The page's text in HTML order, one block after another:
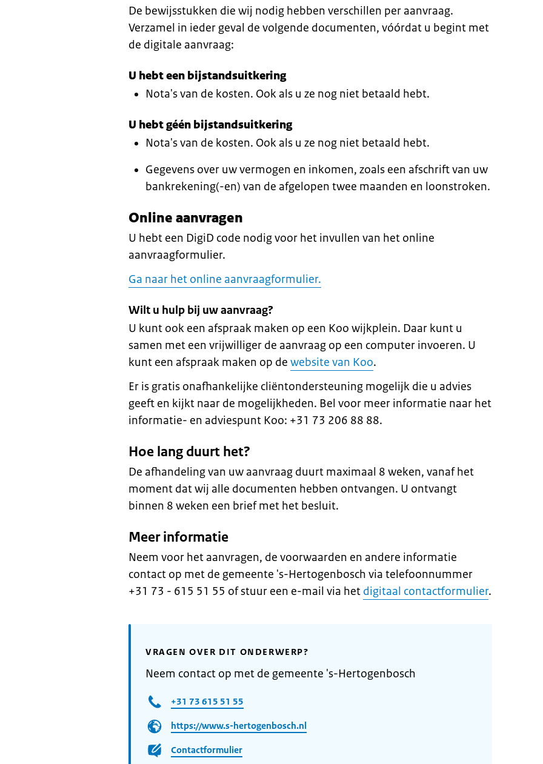
De bewijsstukken die wij nodig hebben verschillen per aanvraag.
Verzamel in ieder geval de volgende documenten, vóórdat u begint met
de digitale aanvraag:
U hebt een bijstandsuitkering
Nota's van de kosten. Ook als u ze nog niet betaald hebt.
U hebt géén bijstandsuitkering
Nota's van de kosten. Ook als u ze nog niet betaald hebt.
Gegevens over uw vermogen en inkomen, zoals een afschrift van uw
bankrekening(-en) van de afgelopen twee maanden en loonstroken.
Online aanvragen
U hebt een DigiD code nodig voor het invullen van het online
aanvraagformulier.
Ga naar het online aanvraagformulier.
Wilt u hulp bij uw aanvraag?
U kunt ook een afspraak maken op een Koo wijkplein. Daar kunt u
samen met een vrijwilliger de aanvraag op een computer invoeren. U
kunt een afspraak maken op de website van Koo.
Er is gratis onafhankelijke cliëntondersteuning mogelijk die u advies
geeft en kijkt naar de mogelijkheden. Bel voor meer informatie naar het
informatie- en adviespunt Koo: +31 73 206 88 88.
Hoe lang duurt het?
De afhandeling van uw aanvraag duurt maximaal 8 weken, vanaf het
moment dat wij alle documenten hebben ontvangen. U ontvangt
binnen 8 weken een brief met het besluit.
Meer informatie
Neem voor het aanvragen, de voorwaarden en andere informatie
contact op met de gemeente 's-Hertogenbosch via telefoonnummer
+31 73 - 615 51 55 of stuur een e-mail via het digitaal contactformulier.
VRAGEN OVER DIT ONDERWERP?
Neem contact op met de gemeente 's-Hertogenbosch
+31 73 615 51 55
https://www.s-hertogenbosch.nl
Contactformulier